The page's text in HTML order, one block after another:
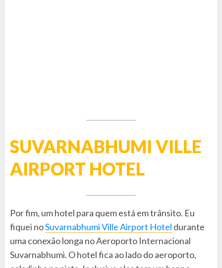
SUVARNABHUMI VILLE
AIRPORT HOTEL
Por fim, um hotel para quem está em trânsito. Eu
fiquei noSuvarnabhumi Ville Airport Hotel durante
uma conexão longa no Aeroporto Internacional
Suvarnabhumi. O hotel fica ao lado do aeroporto,